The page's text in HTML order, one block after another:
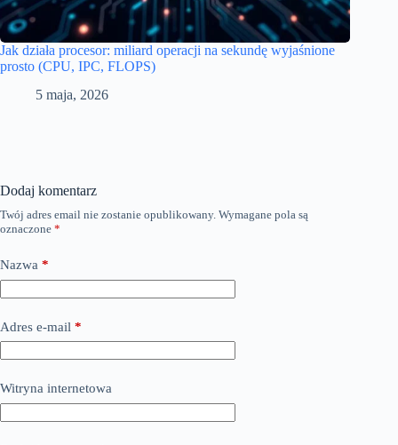
Jak działa procesor: miliard operacji na sekundę wyjaśnione
prosto (CPU, IPC, FLOPS)
5 maja, 2026
Dodaj komentarz
Twój adres email nie zostanie opublikowany. Wymagane pola są
oznaczone *
Nazwa *
Adres e-mail *
Witryna internetowa